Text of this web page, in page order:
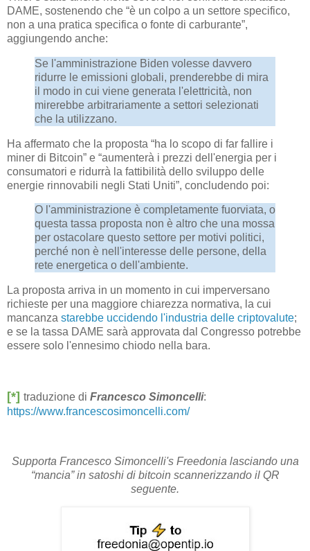
DAME, sostenendo che “è un colpo a un settore specifico,
non a una pratica specifica o fonte di carburante”,
aggiungendo anche:
Se l'amministrazione Biden volesse davvero
ridurre le emissioni globali, prenderebbe di mira
il modo in cui viene generata l'elettricità, non
mirerebbe arbitrariamente a settori selezionati
che la utilizzano.
Ha affermato che la proposta “ha lo scopo di far fallire i
miner di Bitcoin” e “aumenterà i prezzi dell'energia per i
consumatori e ridurrà la fattibilità dello sviluppo delle
energie rinnovabili negli Stati Uniti”, concludendo poi:
O l'amministrazione è completamente fuorviata, o
questa tassa proposta non è altro che una mossa
per ostacolare questo settore per motivi politici,
perché non è nell'interesse delle persone, della
rete energetica o dell'ambiente.
La proposta arriva in un momento in cui imperversano
richieste per una maggiore chiarezza normativa, la cui
mancanza starebbe uccidendo l'industria delle criptovalute;
e se la tassa DAME sarà approvata dal Congresso potrebbe
essere solo l'ennesimo chiodo nella bara.
[*] traduzione di Francesco Simoncelli:
https://www.francescosimoncelli.com/
Supporta Francesco Simoncelli's Freedonia lasciando una
“mancia” in satoshi di bitcoin scannerizzando il QR
seguente.